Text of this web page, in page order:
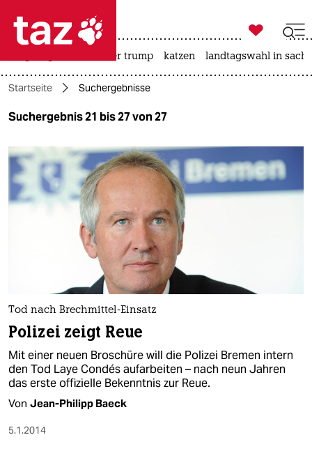
 taz zahl ich
taz zahl ich
themen
politik
öko
gesellschaft
berlin
wahrheit
verlag
verlag

taz zahl ich
usa unter trump katzen landtagswahl in
Startseite Suchergebnisse
Suchergebnis 21 bis 27 von 27
Tod nach Brechmittel-Einsatz
Polizei zeigt Reue
Mit einer neuen Broschüre will die Polizei Bremen intern
den Tod Laye Condés aufarbeiten – nach neun Jahren
das erste offizielle Bekenntnis zur Reue.
Von Jean-Philipp Baeck
5.1.2014